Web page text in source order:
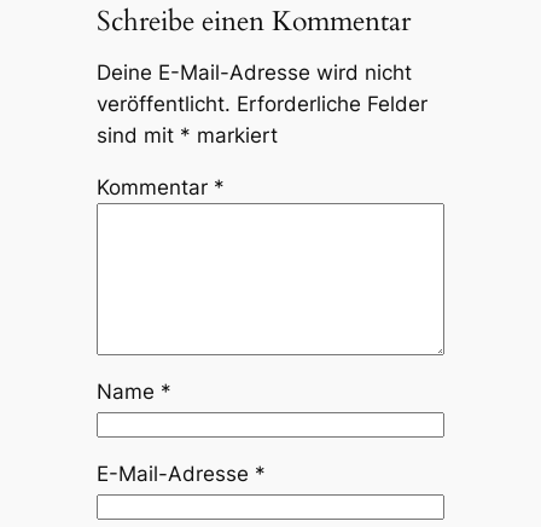
Schreibe einen Kommentar
Deine E-Mail-Adresse wird nicht
veröffentlicht. Erforderliche Felder
sind mit * markiert
Kommentar *
Name *
E-Mail-Adresse *